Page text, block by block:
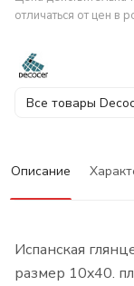
отличаться от цен в
Все товары
Описание
Испанская
размер 10x40.